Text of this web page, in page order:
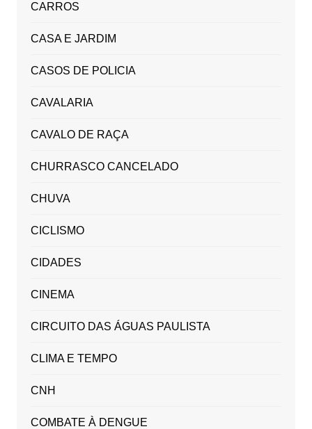
CARROS
CASA E JARDIM
CASOS DE POLICIA
CAVALARIA
CAVALO DE RAÇA
CHURRASCO CANCELADO
CHUVA
CICLISMO
CIDADES
CINEMA
CIRCUITO DAS ÁGUAS PAULISTA
CLIMA E TEMPO
CNH
COMBATE À DENGUE